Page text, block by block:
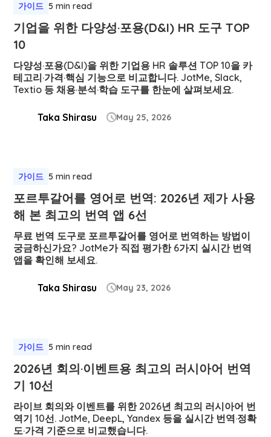
가이드 5 min read
기업을 위한 다양성·포용(D&I) HR 도구 TOP
10
다양성·포용(D&I)을 위한 기업용 HR 솔루션 TOP 10을 카
테고리·가격·핵심 기능으로 비교합니다. JotMe, Slack,
Textio 등 채용·분석·학습 도구를 한눈에 살펴보세요.
Taka Shirasu May 25, 2026
가이드 5 min read
포르투갈어를 영어로 번역: 2026년 제가 사용
해 본 최고의 번역 앱 6선
무료 번역 도구로 포르투갈어를 영어로 번역하는 방법이
궁금하신가요? JotMe가 직접 평가한 6가지 실시간 번역
앱을 확인해 보세요.
Taka Shirasu May 23, 2026
가이드 5 min read
2026년 회의·이벤트용 최고의 러시아어 번역
기 10선
라이브 회의와 이벤트를 위한 2026년 최고의 러시아어 번
역기 10선. JotMe, DeepL, Yandex 등을 실시간 번역·정확
도·가격 기준으로 비교했습니다.